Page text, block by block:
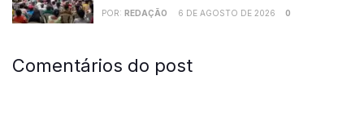
POR: REDAÇÃO 6 DE AGOSTO DE 2026 0
Comentários do post